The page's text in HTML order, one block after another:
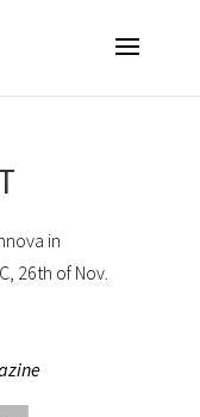
in
26th of Nov.